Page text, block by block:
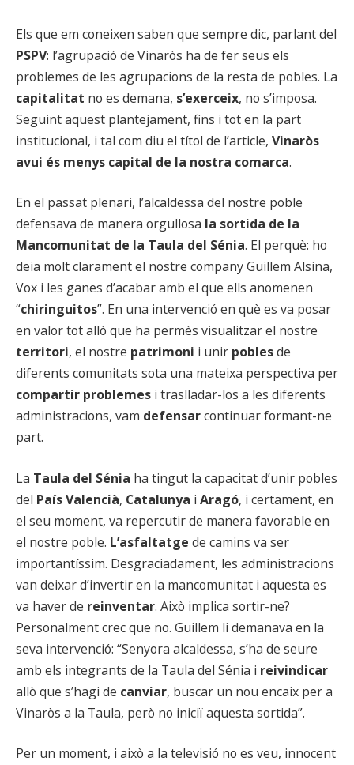
Els que em coneixen saben que sempre dic, parlant del
PSPV: l’agrupació de Vinaròs ha de fer seus els
problemes de les agrupacions de la resta de pobles. La
capitalitat no es demana, s’exerceix, no s’imposa.
Seguint aquest plantejament, fins i tot en la part
institucional, i tal com diu el títol de l’article, Vinaròs
avui és menys capital de la nostra comarca.
En el passat plenari, l’alcaldessa del nostre poble
defensava de manera orgullosa la sortida de la
Mancomunitat de la Taula del Sénia. El perquè: ho
deia molt clarament el nostre company Guillem Alsina,
Vox i les ganes d’acabar amb el que ells anomenen
“chiringuitos”. En una intervenció en què es va posar
en valor tot allò que ha permès visualitzar el nostre
territori, el nostre patrimoni i unir poblesde
diferents comunitats sota una mateixa perspectiva per
compartir problemes i traslladar-los a les diferents
administracions, vam defensarcontinuar formant-ne
part.
La Taula del Sénia ha tingut la capacitat d’unir pobles
del País Valencià, Catalunya i Aragó, i certament, en
el seu moment, va repercutir de manera favorable en
el nostre poble. L’asfaltatge de camins va ser
importantíssim. Desgraciadament, les administracions
van deixar d’invertir en la mancomunitat i aquesta es
va haver de reinventar. Això implica sortir-ne?
Personalment crec que no. Guillem li demanava en la
seva intervenció: “Senyora alcaldessa, s’ha de seure
amb els integrants de la Taula del Sénia i reivindicar
allò que s’hagi de canviar, buscar un nou encaix per a
Vinaròs a la Taula, però no iniciï aquesta sortida”.
Per un moment, i això a la televisió no es veu, innocent